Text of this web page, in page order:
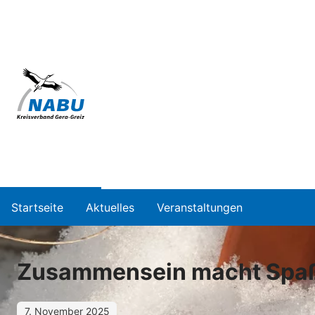
Startseite Aktuelles Veranstaltungen
Zusammensein macht
7. November 2025